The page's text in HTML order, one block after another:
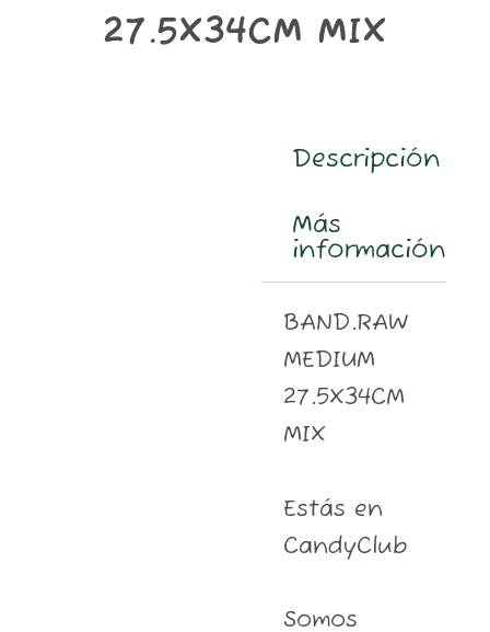
27.5X34CM MIX
Descripción
Más
información
BAND.RAW
MEDIUM
27.5X34CM
MIX
Estás en
CandyClub
Somos